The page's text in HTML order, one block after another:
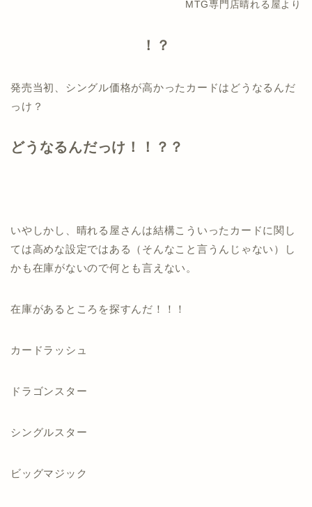
MTG専門店晴れる屋より
！？
発売当初、シングル価格が高かったカードはどうなるんだ
っけ？
どうなるんだっけ！！？？
いやしかし、晴れる屋さんは結構こういったカードに関し
ては高めな設定ではある（そんなこと言うんじゃない）し
かも在庫がないので何とも言えない。
在庫があるところを探すんだ！！！
カードラッシュ
ドラゴンスター
シングルスター
ビッグマジック